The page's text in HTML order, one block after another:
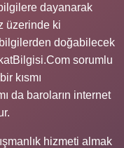
dayanarak
üzerinde ki
doğabilecek
sorumlu
kısmı
da baroların internet
hizmeti almak